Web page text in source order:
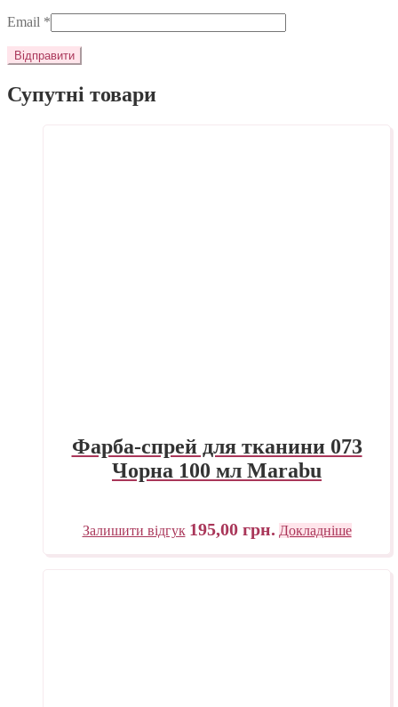
Email *
Супутні товари
Фарба-спрей для тканини 073
Чорна 100 мл Marabu
Залишити відгук 195,00 грн. Докладніше